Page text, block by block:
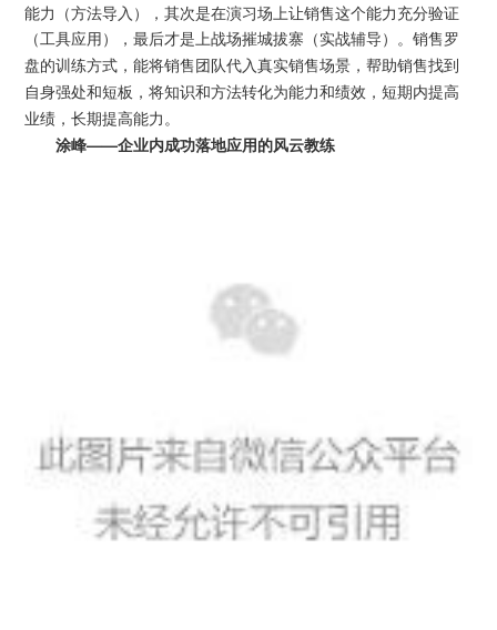
能力 （方法导入）
，其次是在演习场上让销售这个能力充分验证
（工具应用）
，最后才是上战场摧城拔寨 （实战辅导） 。 销售罗
盘的训练方式，能将销售团队代入真实销售场景，帮助销售找到
自身强处和短板，将知识和方法转化为能力和绩效，短期内提高
业绩，长期提高能力。
涂峰——企业内成功落地应用的风云教练